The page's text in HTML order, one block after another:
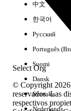
Select Org
中文（繁體）
한국어
Русский
Português
Suomi
Dansk
Svenska
Nederlands
© Copyright
reservados. Las
respectivos